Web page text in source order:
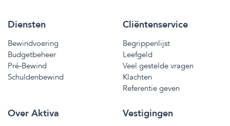
Diensten
Bewindvoering
Budgetbeheer
Pré-Bewind
Schuldenbewind
Cliëntenservice
Begrippenlijst
Leefgeld
Veel gestelde vragen
Klachten
Referentie geven
Over Aktiva Vestigingen